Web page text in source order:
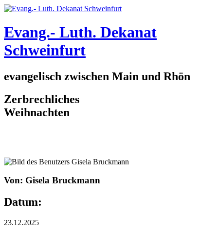
Evang.- Luth. Dekanat
Schweinfurt
evangelisch zwischen Main und Rhön
Zerbrechliches
Weihnachten
Von: Gisela Bruckmann
Datum:
23.12.2025